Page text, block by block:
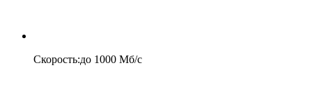
Скорость:до 1000 Мб/c